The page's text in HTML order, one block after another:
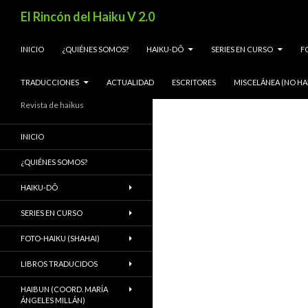
El Rincón del Haiku V 2.0
INICIO
¿QUIÉNES SOMOS? HAIKU-DÔ SERIES EN CURSO
TRADUCCIONES ACTUALIDAD ESCRITORES MISCELÁNEA (NO
Revista de haikus
INICIO
¿QUIÉNES SOMOS?
HAIKU-DÔ
SERIES EN CURSO
FOTO-HAIKU (SHAHAI)
LIBROS TRADUCIDOS
HAIBUN (COORD. MARÍA
ÁNGELES MILLÁN)